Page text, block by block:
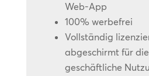
Web-App
100% werbefrei
Vollständig
abgeschirmt für die
geschäftliche